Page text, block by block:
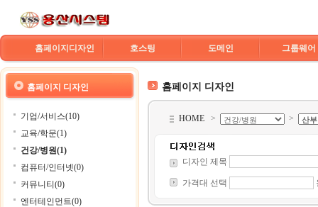
홈페이지디자인 호스팅 도메인 그룹웨어
홈페이지 디자인
기업/서비스(10)
교육/학문(1)
건강/병원(1)
컴퓨터/인터넷(0)
커뮤니티(0)
엔터테인먼트(0)
홈페이지 디자인
HOME > >
디자인 제목
가격대 선택